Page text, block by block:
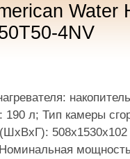
Water
4NV
190 л; Тип камеры